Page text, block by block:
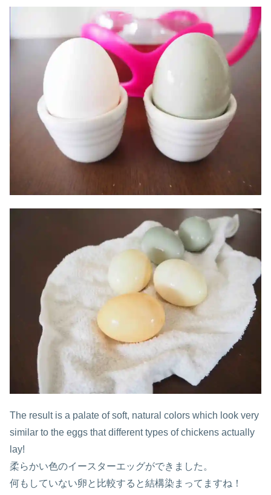
The result is a palate of soft, natural colors which look very
similar to the eggs that different types of chickens actually
lay!
柔らかい色のイースターエッグができました。
何もしていない卵と比較すると結構染まってますね！